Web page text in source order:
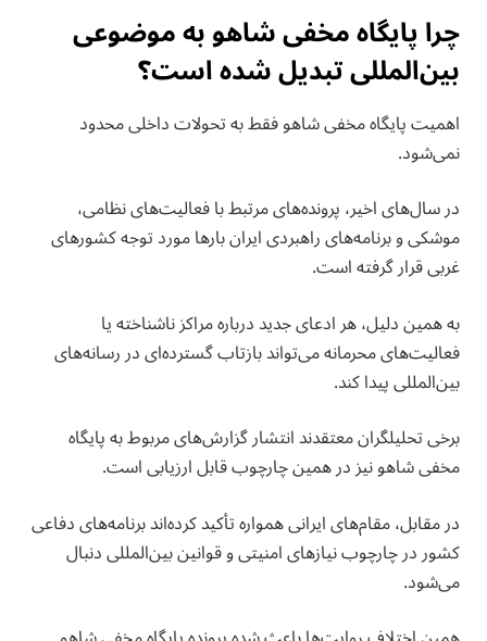
چرا پایگاه مخفی شاهو به موضوعی
بین‌المللی تبدیل شده است؟
اهمیت پایگاه مخفی شاهو فقط به تحولات داخلی محدود
نمی‌شود.
در سال‌های اخیر، پرونده‌های مرتبط با فعالیت‌های نظامی،
موشکی و برنامه‌های راهبردی ایران بارها مورد توجه کشورهای
غربی قرار گرفته است.
به همین دلیل، هر ادعای جدید درباره مراکز ناشناخته یا
فعالیت‌های محرمانه می‌تواند بازتاب گسترده‌ای در رسانه‌های
بین‌المللی پیدا کند.
برخی تحلیلگران معتقدند انتشار گزارش‌های مربوط به پایگاه
مخفی شاهو نیز در همین چارچوب قابل ارزیابی است.
در مقابل، مقام‌های ایرانی همواره تأکید کرده‌اند برنامه‌های دفاعی
کشور در چارچوب نیازهای امنیتی و قوانین بین‌المللی دنبال
می‌شود.